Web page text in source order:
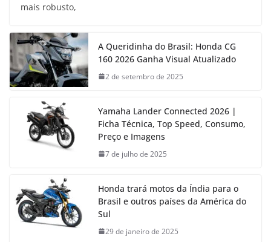
mais robusto,
A Queridinha do Brasil: Honda CG
160 2026 Ganha Visual Atualizado
2 de setembro de 2025
Yamaha Lander Connected 2026 |
Ficha Técnica, Top Speed, Consumo,
Preço e Imagens
7 de julho de 2025
Honda trará motos da Índia para o
Brasil e outros países da América do
Sul
29 de janeiro de 2025